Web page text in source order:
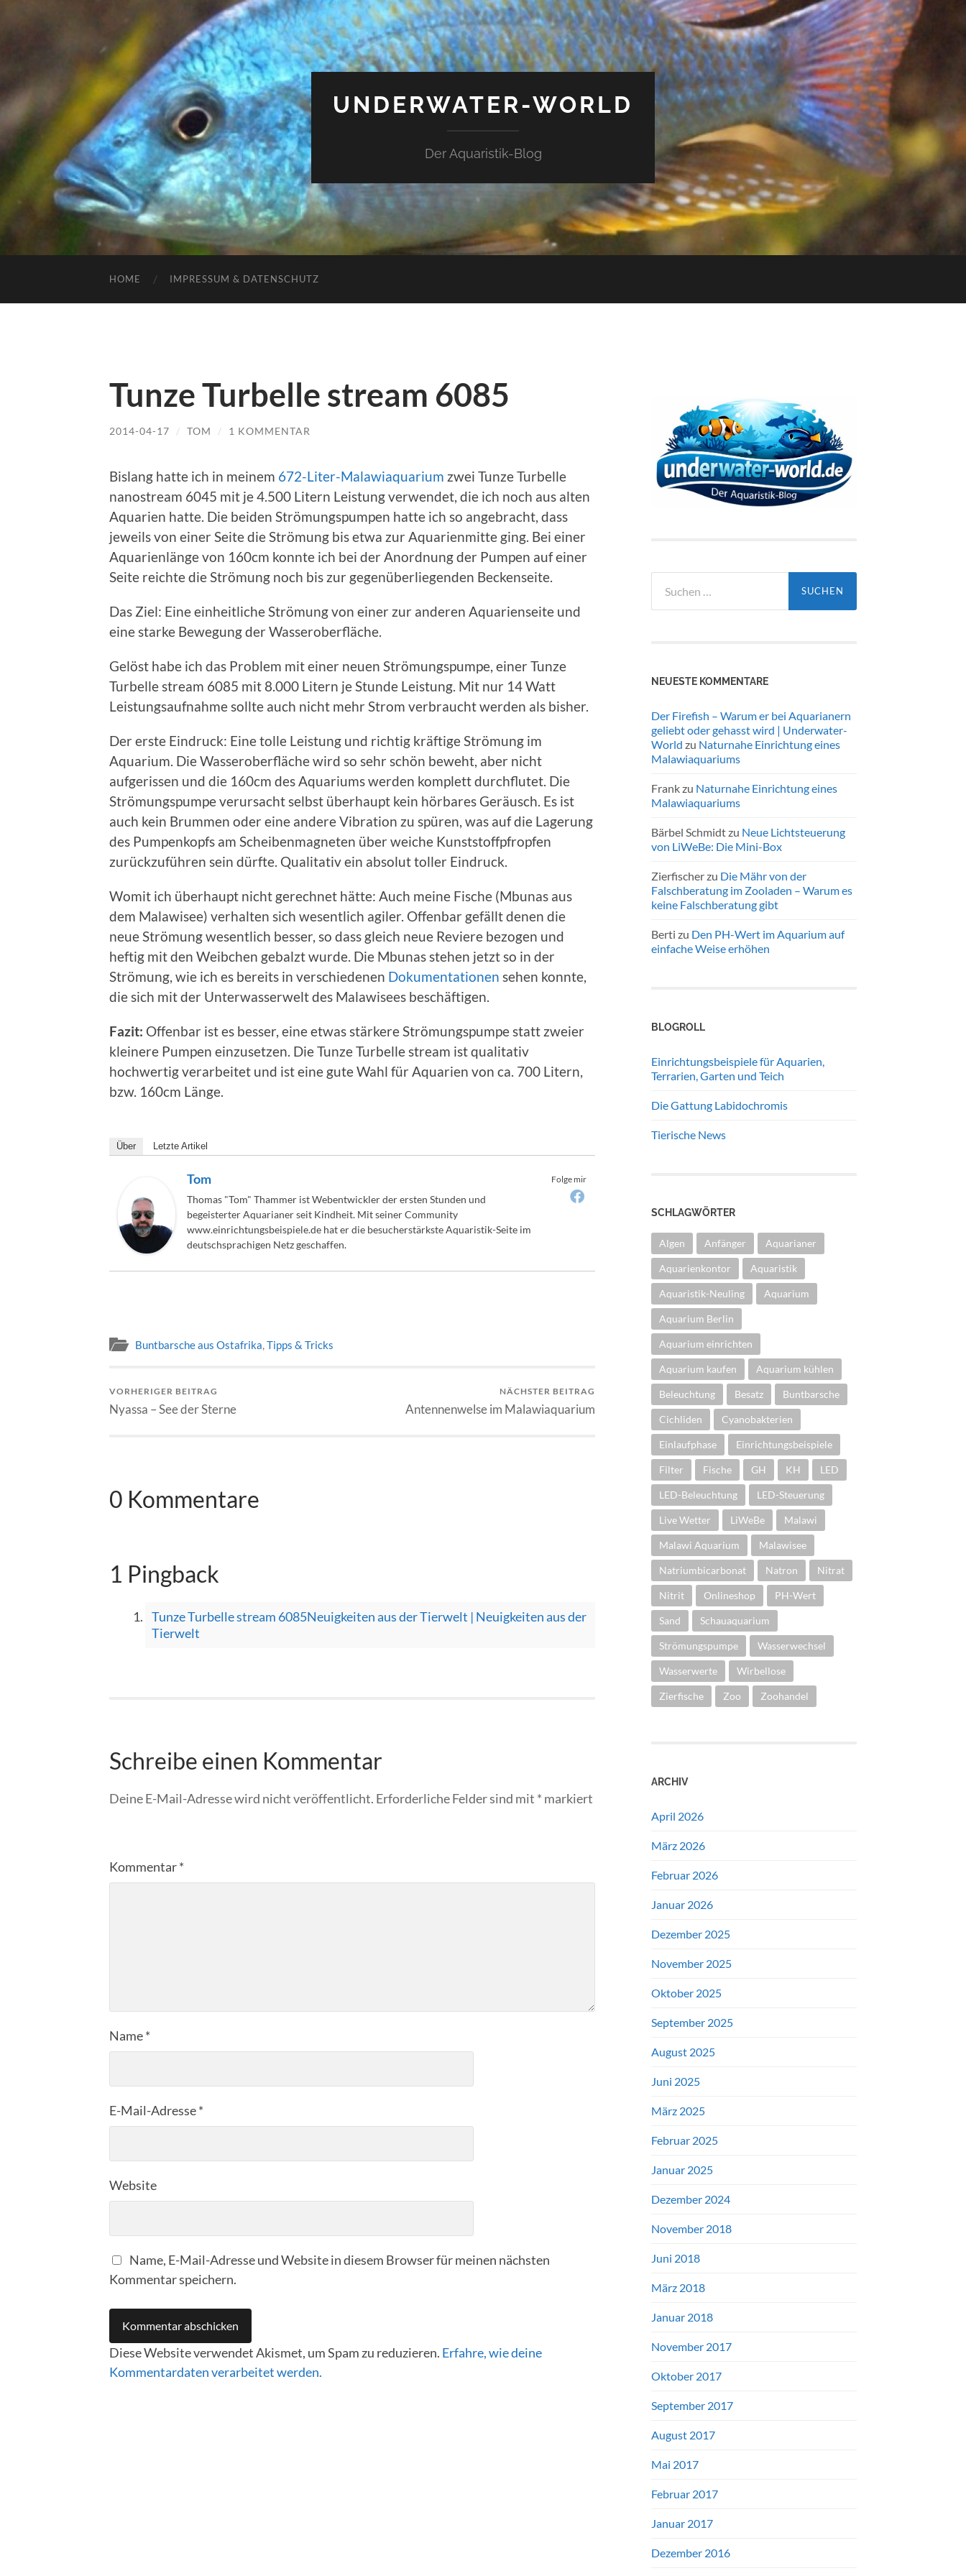
UNDERWATER-WORLD
Der Aquaristik-Blog
HOME IMPRESSUM & DATENSCHUTZ
Tunze Turbelle stream 6085
2014-04-17 / TOM / 1 KOMMENTAR
Bislang hatte ich in meinem 672-Liter-Malawiaquarium zwei Tunze Turbelle
nanostream 6045 mit je 4.500 Litern Leistung verwendet, die ich noch aus alten
Aquarien hatte. Die beiden Strömungspumpen hatte ich so angebracht, dass
jeweils von einer Seite die Strömung bis etwa zur Aquarienmitte ging. Bei einer
Aquarienlänge von 160cm konnte ich bei der Anordnung der Pumpen auf einer
Seite reichte die Strömung noch bis zur gegenüberliegenden Beckenseite.
Das Ziel: Eine einheitliche Strömung von einer zur anderen Aquarienseite und
eine starke Bewegung der Wasseroberfläche.
Gelöst habe ich das Problem mit einer neuen Strömungspumpe, einer Tunze
Turbelle stream 6085 mit 8.000 Litern je Stunde Leistung. Mit nur 14 Watt
Leistungsaufnahme sollte auch nicht mehr Strom verbraucht werden als bisher.
Der erste Eindruck: Eine tolle Leistung und richtig kräftige Strömung im
Aquarium. Die Wasseroberfläche wird so sehr schön beweht, aber nicht
aufgerissen und die 160cm des Aquariums werden komplett durchflutet. Die
Strömungspumpe verursacht selbst überhaupt kein hörbares Geräusch. Es ist
auch kein Brummen oder eine andere Vibration zu spüren, was auf die Lagerung
des Pumpenkopfs am Scheibenmagneten über weiche Kunststoffpfropfen
zurückzuführen sein dürfte. Qualitativ ein absolut toller Eindruck.
Womit ich überhaupt nicht gerechnet hätte: Auch meine Fische (Mbunas aus
dem Malawisee) verhalten sich wesentlich agiler. Offenbar gefällt denen die
neue Strömung wesentlich besser, so dass gleich neue Reviere bezogen und
heftig mit den Weibchen gebalzt wurde. Die Mbunas stehen jetzt so in der
Strömung, wie ich es bereits in verschiedenen Dokumentationen sehen konnte,
die sich mit der Unterwasserwelt des Malawisees beschäftigen.
Fazit: Offenbar ist es besser, eine etwas stärkere Strömungspumpe statt zweier
kleinere Pumpen einzusetzen. Die Tunze Turbelle stream ist qualitativ
hochwertig verarbeitet und ist eine gute Wahl für Aquarien von ca. 700 Litern,
bzw. 160cm Länge.
Über Letzte Artikel
Folge mir
Tom
Thomas "Tom" Thammer ist Webentwickler der ersten Stunden und
begeisterter Aquarianer seit Kindheit. Mit seiner Community
www.einrichtungsbeispiele.de hat er die besucherstärkste Aquaristik-Seite im
deutschsprachigen Netz geschaffen.
Buntbarsche aus Ostafrika,Tipps & Tricks
VORHERIGER BEITRAG
Nyassa – See der Sterne
NÄCHSTER BEITRAG
Antennenwelse im Malawiaquarium
0 Kommentare
1 Pingback
Tunze Turbelle stream 6085Neuigkeiten aus der Tierwelt | Neuigkeiten aus der
Tierwelt
Schreibe einen Kommentar
Deine E-Mail-Adresse wird nicht veröffentlicht. Erforderliche Felder sind mit * markiert
Kommentar*
Name*
E-Mail-Adresse*
Website
Name, E-Mail-Adresse und Website in diesem Browser für meinen nächsten
Kommentar speichern.
Diese Website verwendet Akismet, um Spam zu reduzieren. Erfahre, wie deine
Kommentardaten verarbeitet werden.
nach:
NEUESTE KOMMENTARE
Der Firefish – Warum er bei Aquarianern
geliebt oder gehasst wird | Underwater-
World zu Naturnahe Einrichtung eines
Malawiaquariums
Frankzu Naturnahe Einrichtung eines
Malawiaquariums
Bärbel Schmidtzu Neue Lichtsteuerung
von LiWeBe: Die Mini-Box
Zierfischerzu Die Mähr von der
Falschberatung im Zooladen – Warum es
keine Falschberatung gibt
Berti zu Den PH-Wert im Aquarium auf
einfache Weise erhöhen
BLOGROLL
Einrichtungsbeispiele für Aquarien,
Terrarien, Garten und Teich
Die Gattung Labidochromis
Tierische News
SCHLAGWÖRTER
Algen Anfänger Aquarianer
Aquarienkontor Aquaristik
Aquaristik-Neuling Aquarium
Aquarium Berlin
Aquarium einrichten
Aquarium kaufen Aquarium kühlen
Beleuchtung Besatz Buntbarsche
Cichliden Cyanobakterien
Einlaufphase Einrichtungsbeispiele
Filter Fische GH KH LED
LED-Beleuchtung LED-Steuerung
Live Wetter LiWeBe Malawi
Malawi Aquarium Malawisee
Natriumbicarbonat Natron Nitrat
Nitrit Onlineshop PH-Wert
Sand Schauaquarium
Strömungspumpe Wasserwechsel
Wasserwerte Wirbellose
Zierfische Zoo Zoohandel
ARCHIV
April 2026
März 2026
Februar 2026
Januar 2026
Dezember 2025
November 2025
Oktober 2025
September 2025
August 2025
Juni 2025
März 2025
Februar 2025
Januar 2025
Dezember 2024
November 2018
Juni 2018
März 2018
Januar 2018
November 2017
Oktober 2017
September 2017
August 2017
Mai 2017
Februar 2017
Januar 2017
Dezember 2016